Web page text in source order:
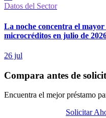
Datos del Sector
La noche concentra el
microcréditos en julio de
26 jul
Compara antes de
Encuentra el mejor préstamo
Solicitar